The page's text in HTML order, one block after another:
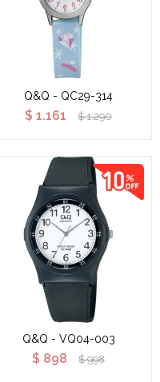
Q&Q - QC29-314
$ 1.161 $ 1.290
Q&Q - VQ04-003
$ 898 $ 998